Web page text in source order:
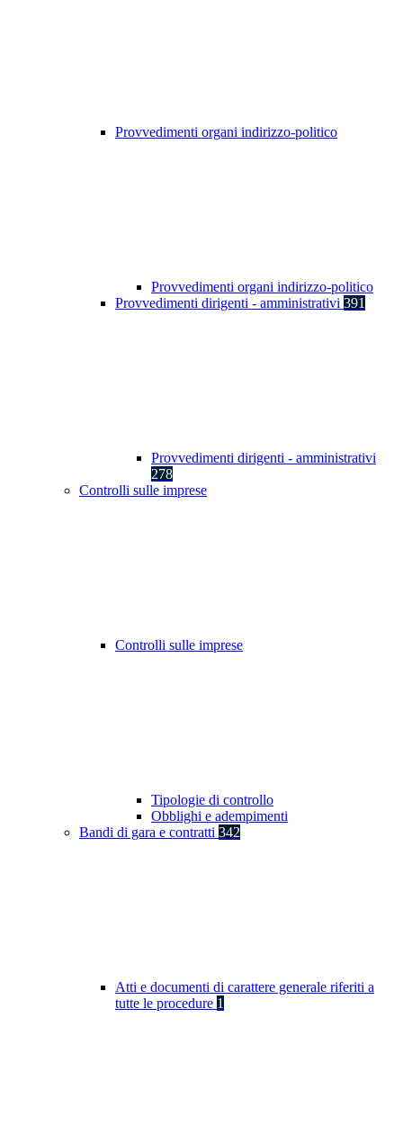
Provvedimenti organi indirizzo-politico
Provvedimenti organi indirizzo-politico
Provvedimenti dirigenti - amministrativi 391
Provvedimenti dirigenti - amministrativi
278
Controlli sulle imprese
Controlli sulle imprese
Tipologie di controllo
Obblighi e adempimenti
Bandi di gara e contratti 342
Atti e documenti di carattere generale riferiti a
tutte le procedure 1